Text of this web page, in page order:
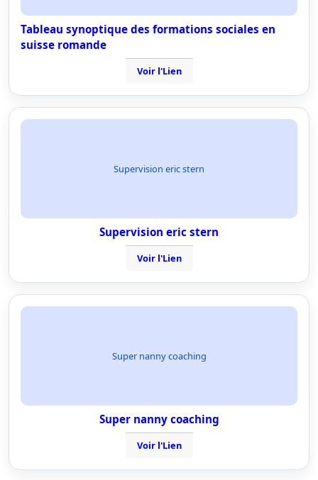
Tableau synoptique des formations sociales en
suisse romande
Voir l'Lien
Supervision eric stern
Supervision eric stern
Voir l'Lien
Super nanny coaching
Super nanny coaching
Voir l'Lien